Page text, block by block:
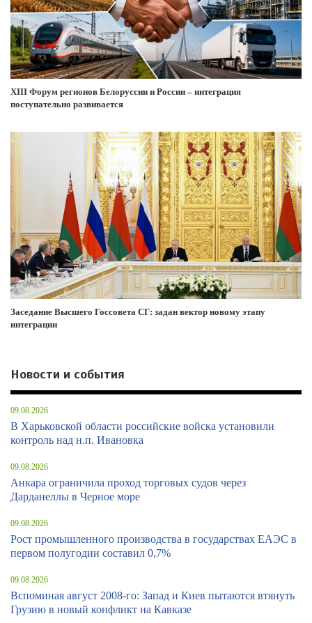
XIII Форум регионов Белоруссии и России – интеграция
поступательно развивается
Заседание Высшего Госсовета СГ: задан вектор новому этапу
интеграции
Новости и события
09.08.2026
В Харьковской области российские войска установили
контроль над н.п. Ивановка
09.08.2026
Анкара ограничила проход торговых судов через
Дарданеллы в Черное море
09.08.2026
Рост промышленного производства в государствах ЕАЭС в
первом полугодии составил 0,7%
09.08.2026
Вспоминая август 2008-го: Запад и Киев пытаются втянуть
Грузию в новый конфликт на Кавказе